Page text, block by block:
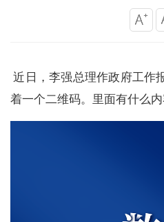
近日，李强总理作政府工作
着一个二维码。里面有什么